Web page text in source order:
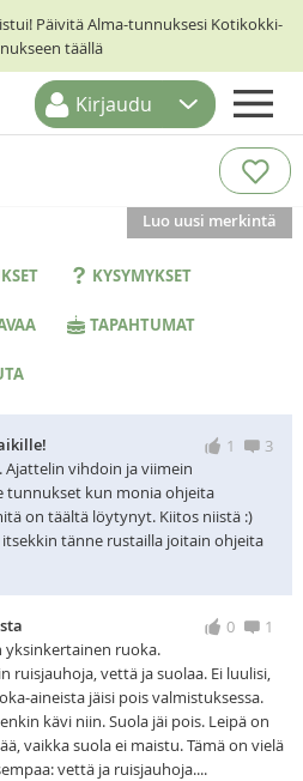
Päivitä Alma-tunnuksesi Kotikokki-
täällä
Kirjaudu
Luo uusi merkintä
KYSYMYKSET
TAPAHTUMAT
1 3
Ajattelin vihdoin ja viimein
tunnukset kun monia ohjeita
on täältä löytynyt. Kiitos niistä :)
itsekkin tänne rustailla joitain ohjeita
0 1
yksinkertainen ruoka.
ruisjauhoja, vettä ja suolaa. Ei luulisi,
aineista jäisi pois valmistuksessa.
kävi niin. Suola jäi pois. Leipä on
vaikka suola ei maistu. Tämä on vielä
vettä ja ruisjauhoja....